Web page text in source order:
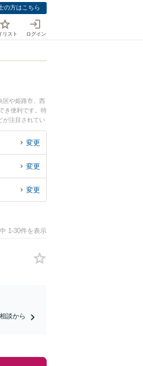
の方はこちら
リスト ログイン
区や姫路市、西
き便利です。特
が注目されてい
『初回相談無料
変更
変更
変更
1-30件を表示
談から